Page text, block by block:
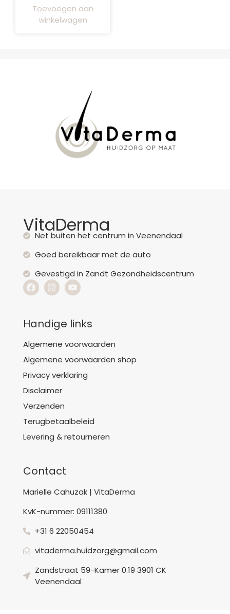
Toevoegen aan
winkelwagen
VitaDerma
Net buiten het centrum in Veenendaal
Goed bereikbaar met de auto
Gevestigd in Zandt Gezondheidscentrum
Handige links
Algemene voorwaarden
Algemene voorwaarden shop
Privacy verklaring
Disclaimer
Verzenden
Terugbetaalbeleid
Levering & retourneren
Contact
Marielle Cahuzak | VitaDerma
KvK-nummer: 09111380
+31 6 22050454
vitaderma.huidzorg@gmail.com
Zandstraat 59-Kamer 0.19 3901 CK
Veenendaal